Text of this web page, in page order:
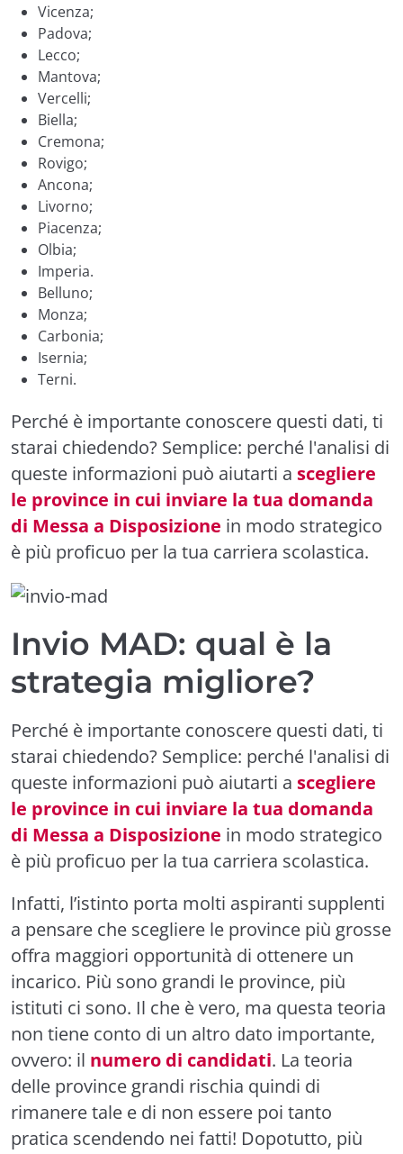
Vicenza;
Padova;
Lecco;
Mantova;
Vercelli;
Biella;
Cremona;
Rovigo;
Ancona;
Livorno;
Piacenza;
Olbia;
Imperia.
Belluno;
Monza;
Carbonia;
Isernia;
Terni.
Perché è importante conoscere questi dati, ti
starai chiedendo? Semplice: perché l'analisi di
queste informazioni può aiutarti a scegliere
le province in cui inviare la tua domanda
di Messa a Disposizione in modo strategico
è più proficuo per la tua carriera scolastica.
Invio MAD: qual è la
strategia migliore?
Perché è importante conoscere questi dati, ti
starai chiedendo? Semplice: perché l'analisi di
queste informazioni può aiutarti a scegliere
le province in cui inviare la tua domanda
di Messa a Disposizione in modo strategico
è più proficuo per la tua carriera scolastica.
Infatti, l’istinto porta molti aspiranti supplenti
a pensare che scegliere le province più grosse
offra maggiori opportunità di ottenere un
incarico. Più sono grandi le province, più
istituti ci sono. Il che è vero, ma questa teoria
non tiene conto di un altro dato importante,
ovvero: il numero di candidati. La teoria
delle province grandi rischia quindi di
rimanere tale e di non essere poi tanto
pratica scendendo nei fatti! Dopotutto, più